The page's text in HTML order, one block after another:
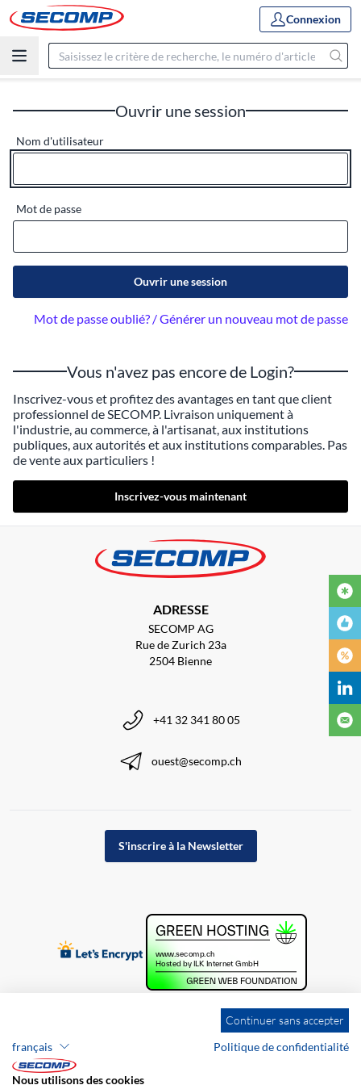
Connexion
Ouvrir une session
Nom d'utilisateur
Mot de passe
Ouvrir une session
Mot de passe oublié? / Générer un nouveau mot de passe
Vous n'avez pas encore de Login?
Inscrivez-vous et profitez des avantages en tant que client
professionnel de SECOMP. Livraison uniquement à
l'industrie, au commerce, à l'artisanat, aux institutions
publiques, aux autorités et aux institutions comparables. Pas
de vente aux particuliers !
Inscrivez-vous maintenant
ADRESSE
SECOMP AG
Rue de Zurich 23a
2504 Bienne
+41 32 341 80 05
ouest@secomp.ch
S'inscrire à la Newsletter
Continuer sans accepter
français
Politique de confidentialité
Nous utilisons des cookies